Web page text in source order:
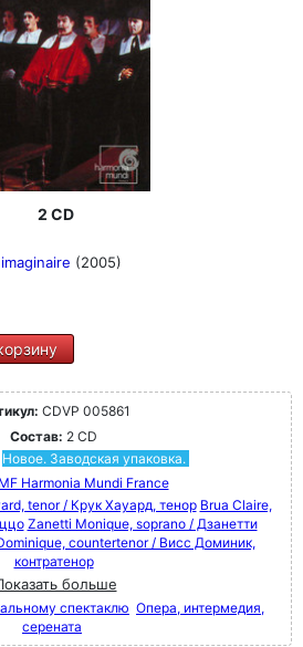
2 CD
(2005)
CDVP 005861
Состав: 2 CD
Новое. Заводская упаковка.
Harmonia Mundi France
tenor / Крук Хауард, тенор Brua Claire,
Zanetti Monique, soprano / Дзанетти
countertenor / Висс Доминик,
контратенор
больше
спектаклю Опера, интермедия,
серената